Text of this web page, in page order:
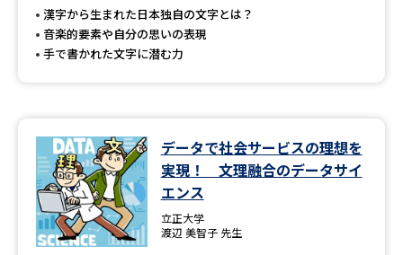
ユーザーサポート
Ｑ＆Ａ よくあるご質問
テレメール
お支払いサイト
個人情報取扱規定
特定商取引表記
漢字から生まれた日本独自の文字とは？
音楽的要素や自分の思いの表現
手で書かれた文字に潜む力
データで社会サービスの理想を
実現！ 文理融合のデータサイ
エンス
立正大学
渡辺 美智子 先生